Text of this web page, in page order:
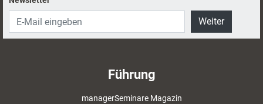
Weiter
Führung
managerSeminare Magazin